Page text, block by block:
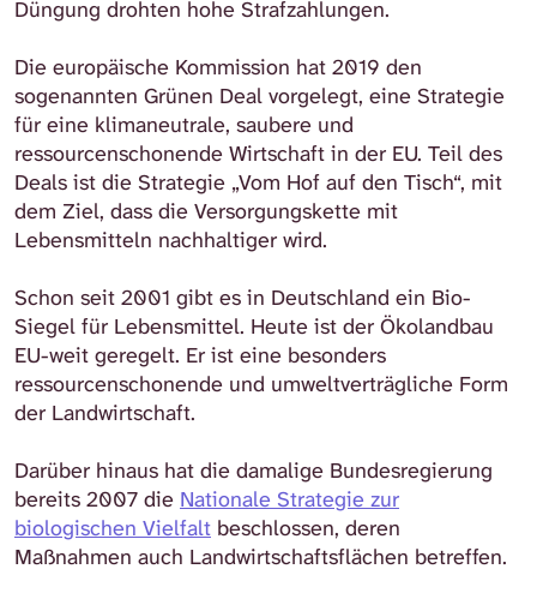
Düngung drohten hohe Strafzahlungen.
Die europäische Kommission hat 2019 den
sogenannten Grünen Deal vorgelegt, eine Strategie
für eine klimaneutrale, saubere und
ressourcenschonende Wirtschaft in der EU. Teil des
Deals ist die Strategie „Vom Hof auf den Tisch“, mit
dem Ziel, dass die Versorgungskette mit
Lebensmitteln nachhaltiger wird.
Schon seit 2001 gibt es in Deutschland ein Bio-
Siegel für Lebensmittel. Heute ist der Ökolandbau
EU-weit geregelt. Er ist eine besonders
ressourcenschonende und umweltverträgliche Form
der Landwirtschaft.
Darüber hinaus hat die damalige Bundesregierung
bereits 2007 die Nationale Strategie zur
biologischen Vielfalt beschlossen, deren
Maßnahmen auch Landwirtschaftsflächen betreffen.